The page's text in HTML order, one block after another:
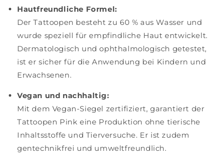
Hautfreundliche Formel:
Der Tattoopen besteht zu 60 % aus Wasser und
wurde speziell für empfindliche Haut entwickelt.
Dermatologisch und ophthalmologisch getestet,
ist er sicher für die Anwendung bei Kindern und
Erwachsenen.
Vegan und nachhaltig:
Mit dem Vegan-Siegel zertifiziert, garantiert der
Tattoopen Pink eine Produktion ohne tierische
Inhaltsstoffe und Tierversuche. Er ist zudem
gentechnikfrei und umweltfreundlich.